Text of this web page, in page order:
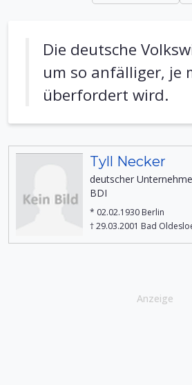
Die deutsche
um so anfälliger, je
überfordert wird.
Tyll Necker
deutscher
BDI
* 02.02.1930 Berlin
† 29.03.2001 Bad
Anzeige